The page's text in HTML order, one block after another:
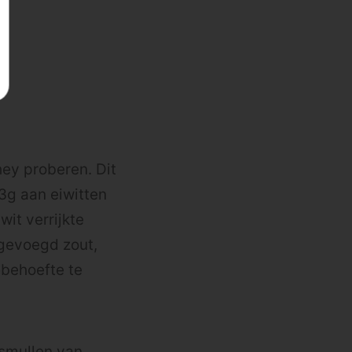
proberen. Dit
aan eiwitten
verrijkte
zout,
te